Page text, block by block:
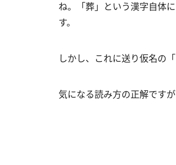
ね。「葬」という漢字自体
す。
しかし、これに送り仮名の
気になる読み方の正解です